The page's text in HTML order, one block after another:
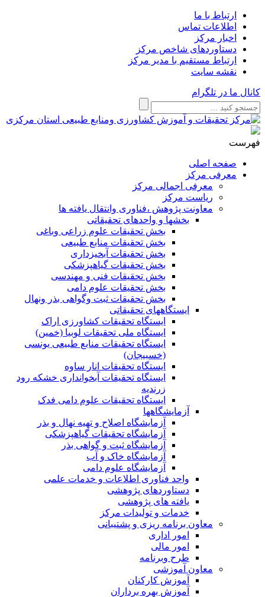
ارتباط با ما
اطلاعات تماس
اخبار مرکز
دستاوردهای شاخص مرکز
ارتباط مستقیم با مدیر مرکز
نقشه سایت
کانال ما در تلگرام
فهرست
صفحه اصلی
معرفی مرکز
معرفی اجمالی مرکز
ریاست مرکز
معاونت پژوهش ،فناوری وانتقال یافته ها
بخشها و واحدهای تحقیقاتی
بخش تحقیقات علوم زراعی وباغی
بخش تحقیقات منابع طبیعی
بخش تحقیقات آبخیزداری
بخش تحقیقات گیاهپزشکی
بخش تحقیقات فنی و مهندسی
بخش تحقیقات علوم دامی
بخش تحقیقات ثبت وگواهی بذر ونهال
ایستگاههای تحقیقاتی
ایستگاه تحقیقات کشاورزی اراک
ایستگاه ملی تحقیقات لوبیا (خمین)
ایستگاه تحقیقات منابع طبیعی یونسی
(خسبیجان)
ایستگاه تحقیقات انار ساوه
ایستگاه تحقیقات آبخوانداری خشکه رود
زرندیه
ایستگاه تحقیقات علوم دامی فدک
آزمایشگاهها
آزمایشگاه اصلاح و تهیه نهال و بذر
آزمایشگاه تحقیقات گیاهپزشکی
آزمایشگاه ثبت و گواهی بذر
آزمایشگاه خاک و آب
آزمایشگاه علوم دامی
واحد فناوری اطلاعات و خدمات علمی
دستاوردهای پژوهشی
یافته های پژوهشی
خدمات و تولیدات مرکز
معاون برنامه ریزی و پشتیبانی
امور اداری
امور مالی
طرح وبرنامه
معاون آموزشی
آموزش کارکنان
آموزش بهره برداران